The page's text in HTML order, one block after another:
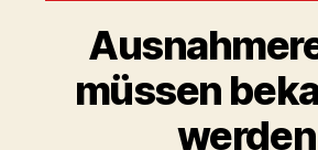
müssen
werden